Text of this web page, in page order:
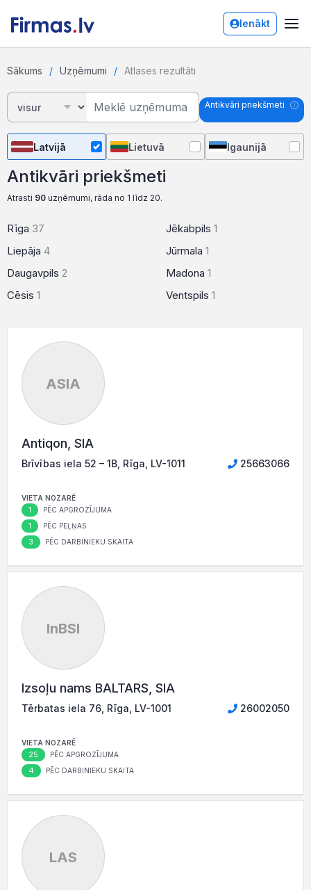
Ienākt
Sākums Uzņēmumi Atlases rezultāti
Antikvāri priekšmeti
Latvijā Lietuvā Igaunijā
Antikvāri priekšmeti
Atrasti 90 uzņēmumi, rāda no 1 līdz 20.
Rīga 37
Liepāja 4
Daugavpils 2
Cēsis 1
Jēkabpils 1
Jūrmala 1
Madona 1
Ventspils 1
ASIA
Antiqon, SIA
Brīvības iela 52 – 1B, Rīga, LV-1011 25663066
VIETA NOZARĒ
1 PĒC APGROZĪJUMA
1 PĒC PEĻŅAS
3 PĒC DARBINIEKU SKAITA
InBSI
Izsoļu nams BALTARS, SIA
Tērbatas iela 76, Rīga, LV-1001 26002050
VIETA NOZARĒ
25 PĒC APGROZĪJUMA
4 PĒC DARBINIEKU SKAITA
LAS